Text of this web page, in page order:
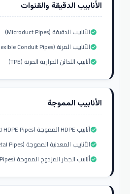
الأنابيب الدقيقة والقنوات
الأنابيب الدقيقة (Microduct Pipes)check_circle
الأنابيب المرنة (Flexible Conduit Pipes)check_circle
أنابيب اللدائن الحرارية المرنة (TPE)check_circle
الأنابيب المموجة
أنابيب HDPE المموجة (Corrugated HDPE Pipes)check_circle
الأنابيب المعدنية المموجة (Corrugated Metal Pipes)check_circle
أنابيب الجدار المزدوج المموجة (DWC Pipes)check_circle